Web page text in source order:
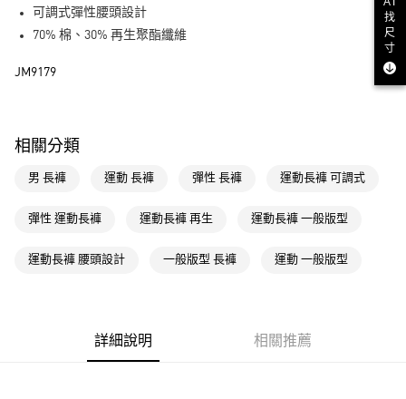
LINE Pay
每筆NT$80，滿NT$1,500(含以上)免運費
付款後全家取貨
每筆NT$80，滿NT$1,500(含以上)免運費
可調式彈性腰頭設計
70% 棉、30% 再生聚酯纖維
JM9179
相關分類
男 長褲 運動 長褲 彈性 長褲 運動長褲 可調式
彈性 運動長褲 運動長褲 再生 運動長褲 一般版型
運動長褲 腰頭設計 一般版型 長褲 運動 一般版型
詳細說明 相關推薦
找
尺
寸